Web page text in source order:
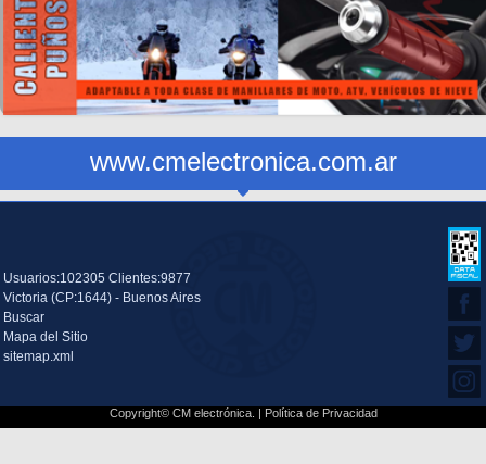
www.cmelectronica.com.ar
Usuarios:102305 Clientes:9877
Victoria (CP:1644) - Buenos Aires
Buscar
Mapa del Sitio
sitemap.xml
Copyright© CM electrónica. | Política de Privacidad